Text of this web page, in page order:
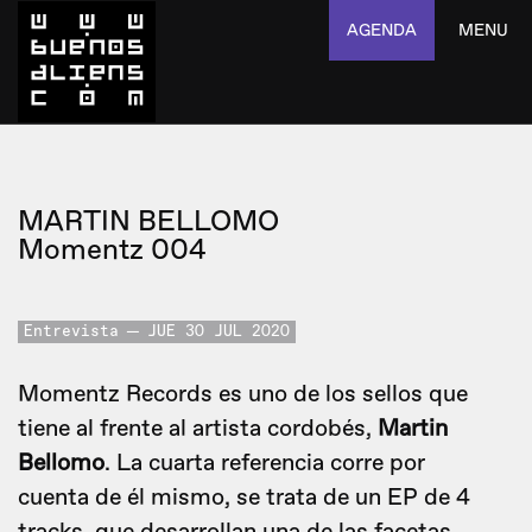
AGENDA MENU
MARTIN BELLOMO
Momentz 004
Entrevista JUE 30 JUL 2020
Momentz Records es uno de los sellos que
tiene al frente al artista cordobés, Martin
Bellomo. La cuarta referencia corre por
cuenta de él mismo, se trata de un EP de 4